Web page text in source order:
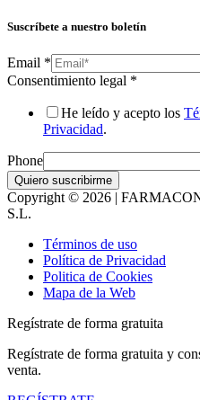
Suscríbete a nuestro boletín
Email *
Consentimiento legal *
He leído y acepto los
Privacidad.
Phone
Quiero suscribirme
Copyright © 2026 |
S.L.
Términos de uso
Política de Privacidad
Politica de Cookies
Mapa de la Web
Regístrate de forma gratuita
Regístrate de forma gratuita y
venta.